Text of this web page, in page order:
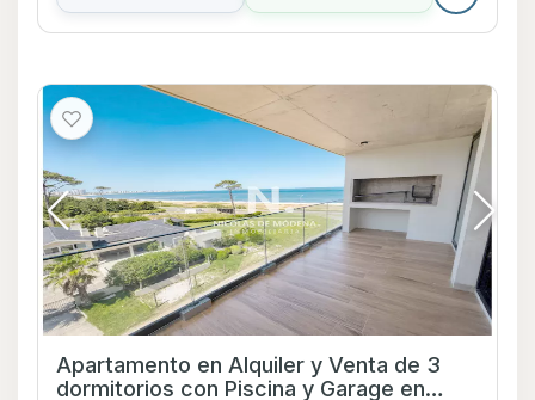
Apartamento en Alquiler y Venta de 3
dormitorios con Piscina y Garage en